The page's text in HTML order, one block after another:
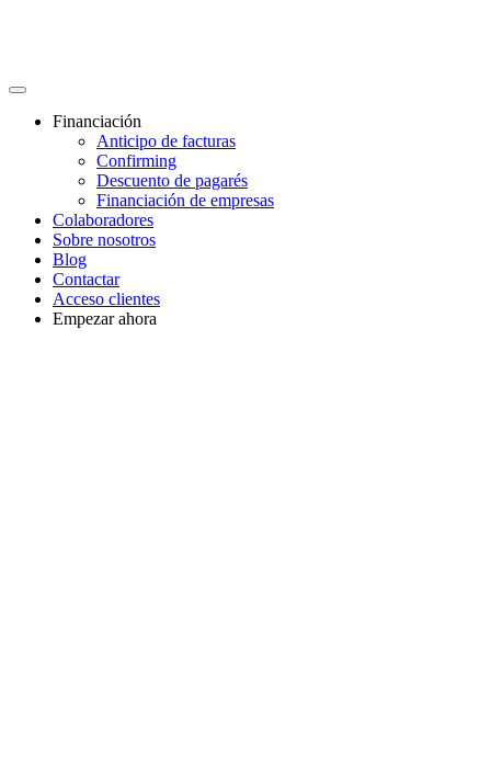
Financiación
Anticipo de facturas
Confirming
Descuento de pagarés
Financiación de empresas
Colaboradores
Sobre nosotros
Blog
Contactar
Acceso clientes
Empezar ahora